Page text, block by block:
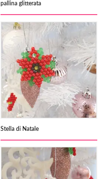
pallina glitterata
Stella di Natale